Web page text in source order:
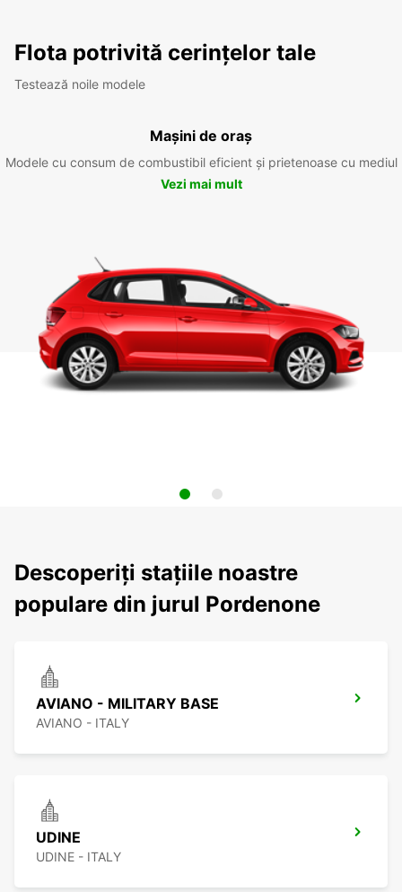
Flota potrivită cerințelor tale
Testează noile modele
Mașini de oraș
Modele cu consum de combustibil eficient și prietenoase cu mediul
Vezi mai mult
Descoperiți stațiile noastre
populare din jurul Pordenone
AVIANO - MILITARY BASE
AVIANO - ITALY
UDINE
UDINE - ITALY